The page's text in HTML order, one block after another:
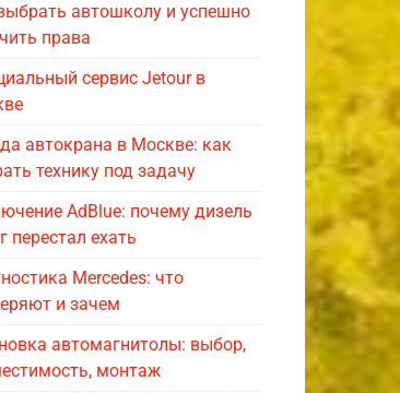
автошколу и успешно
права
сервис Jetour в
автокрана в Москве: как
технику под задачу
AdBlue: почему дизель
перестал ехать
Mercedes: что
и зачем
автомагнитолы: выбор,
монтаж